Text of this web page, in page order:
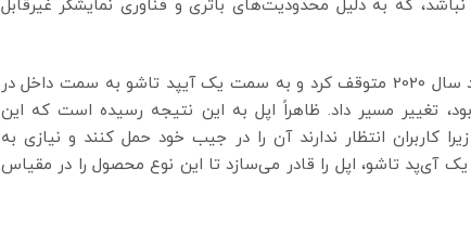
که به دلیل محدودیت‌های باتری و فناوری نمایشگر غیرقابل
این شرکت کار خود را بر روی یک آیفون تاشو در حدود سال 2020 متوقف کرد و به سمت یک آیپد تاشو به سمت داخل در
مینی که دارای صفحه نمایش 8 اینچی بود، تغییر مسیر داد. ظاهراً اپل به این نتیجه رسیده است که این
کاربران انتظار ندارند آن را در جیب خود حمل کنند و نیازی به
یک آی‌پد تاشو، اپل را قادر می‌سازد تا این نوع محصول را در مقیاس